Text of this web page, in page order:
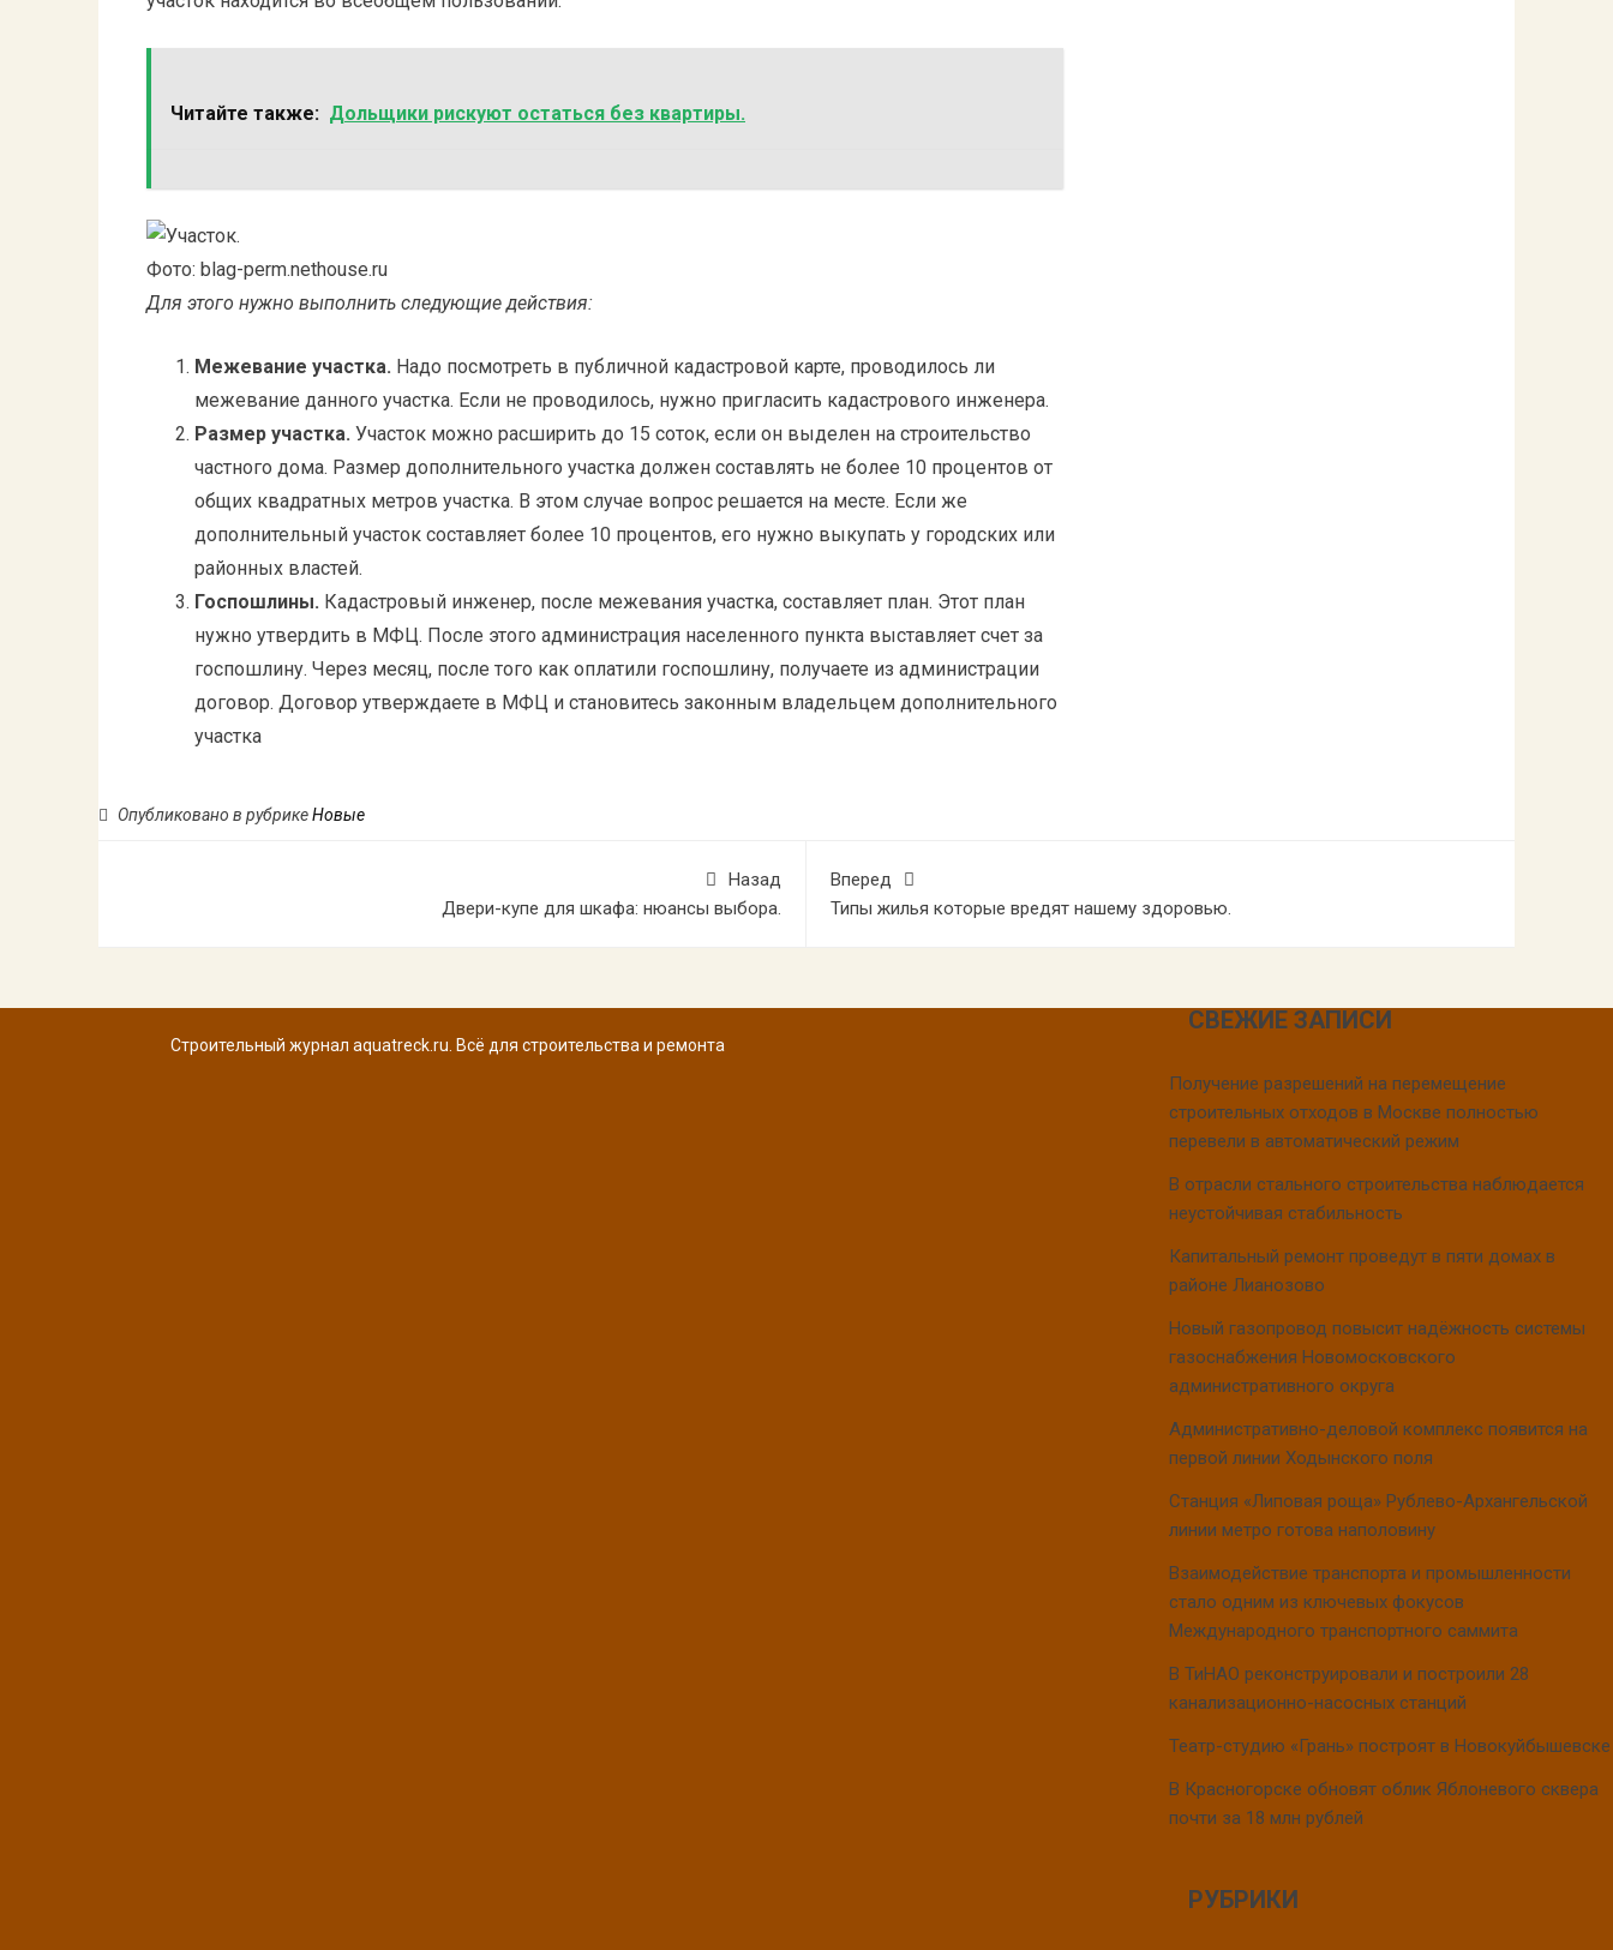
Читайте также: Дольщики рискуют остаться без квартиры.
Фото: blag-perm.nethouse.ru
Для этого нужно выполнить следующие действия:
Межевание участка. Надо посмотреть в публичной кадастровой карте, проводилось ли
межевание данного участка. Если не проводилось, нужно пригласить кадастрового инженера.
Размер участка. Участок можно расширить до 15 соток, если он выделен на строительство
частного дома. Размер дополнительного участка должен составлять не более 10 процентов от
общих квадратных метров участка. В этом случае вопрос решается на месте. Если же
дополнительный участок составляет более 10 процентов, его нужно выкупать у городских или
районных властей.
Госпошлины. Кадастровый инженер, после межевания участка, составляет план. Этот план
нужно утвердить в МФЦ. После этого администрация населенного пункта выставляет счет за
госпошлину. Через месяц, после того как оплатили госпошлину, получаете из администрации
договор. Договор утверждаете в МФЦ и становитесь законным владельцем дополнительного
участка
Опубликовано в рубрикеНовые
Назад
Двери-купе для шкафа: нюансы выбора.
Вперед
Типы жилья которые вредят нашему здоровью.
СВЕЖИЕ ЗАПИСИ
Получение разрешений на перемещение
строительных отходов в Москве полностью
перевели в автоматический режим
В отрасли стального строительства наблюдается
неустойчивая стабильность
Капитальный ремонт проведут в пяти домах в
районе Лианозово
Новый газопровод повысит надёжность системы
газоснабжения Новомосковского
административного округа
Административно-деловой комплекс появится на
первой линии Ходынского поля
Станция «Липовая роща» Рублево-Архангельской
линии метро готова наполовину
Взаимодействие транспорта и промышленности
стало одним из ключевых фокусов
Международного транспортного саммита
В ТиНАО реконструировали и построили 28
канализационно-насосных станций
Театр-студию «Грань» построят в Новокуйбышевске
В Красногорске обновят облик Яблоневого сквера
почти за 18 млн рублей
РУБРИКИ
Строительный журнал aquatreck.ru. Всё для строительства и ремонта